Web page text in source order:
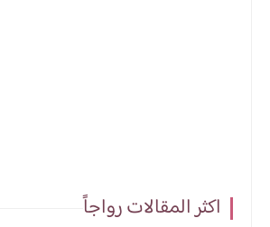
اكثر المقالات رواجاً